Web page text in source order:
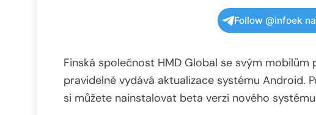
Follow @infoek
Finská společnost HMD Global se svým
pravidelně vydává aktualizace systému Android.
si můžete nainstalovat beta verzi nového